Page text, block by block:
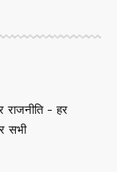
राजनीति - हर
सभी